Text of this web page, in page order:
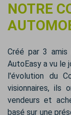
NOTRE
Créé par 3 amis
AutoEasy a vu le
l'évolution du
visionnaires, ils
vendeurs et
basé sur une